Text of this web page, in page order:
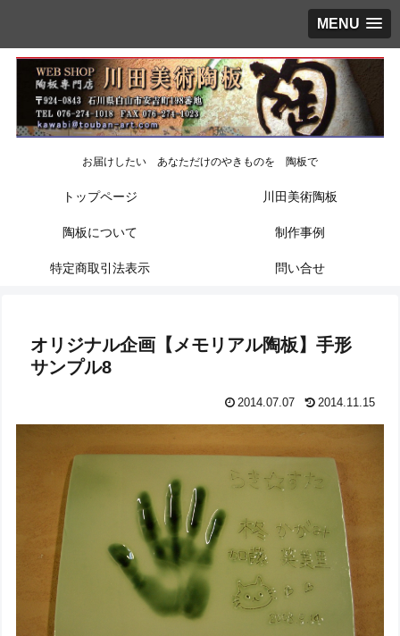
MENU
お届けしたい あなただけのやきものを 陶板で
トップページ 川田美術陶板
陶板について 制作事例
特定商取引法表示 問い合せ
オリジナル企画【メモリアル陶板】手形
サンプル8
2014.07.07 2014.11.15